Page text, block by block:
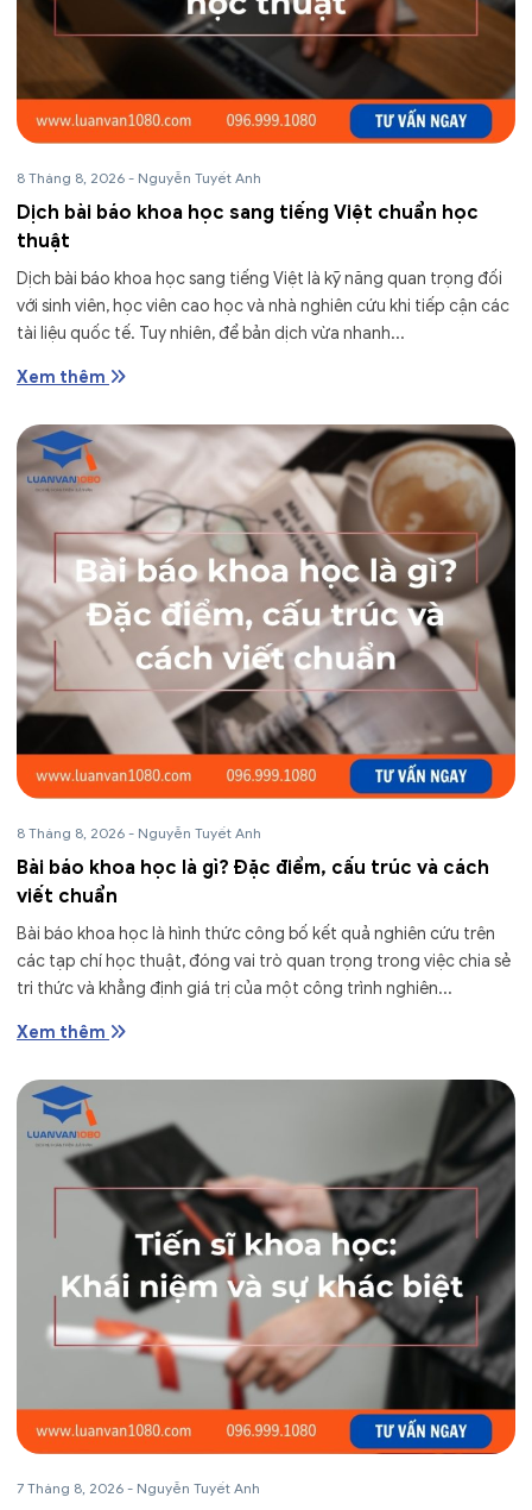
8 Tháng 8, 2026 - Nguyễn Tuyết Anh
Dịch bài báo khoa học sang tiếng Việt chuẩn học
thuật
Dịch bài báo khoa học sang tiếng Việt là kỹ năng quan trọng đối
với sinh viên, học viên cao học và nhà nghiên cứu khi tiếp cận các
tài liệu quốc tế. Tuy nhiên, để bản dịch vừa nhanh...
Xem thêm
8 Tháng 8, 2026 - Nguyễn Tuyết Anh
Bài báo khoa học là gì? Đặc điểm, cấu trúc và cách
viết chuẩn
Bài báo khoa học là hình thức công bố kết quả nghiên cứu trên
các tạp chí học thuật, đóng vai trò quan trọng trong việc chia sẻ
tri thức và khẳng định giá trị của một công trình nghiên...
Xem thêm
7 Tháng 8, 2026 - Nguyễn Tuyết Anh